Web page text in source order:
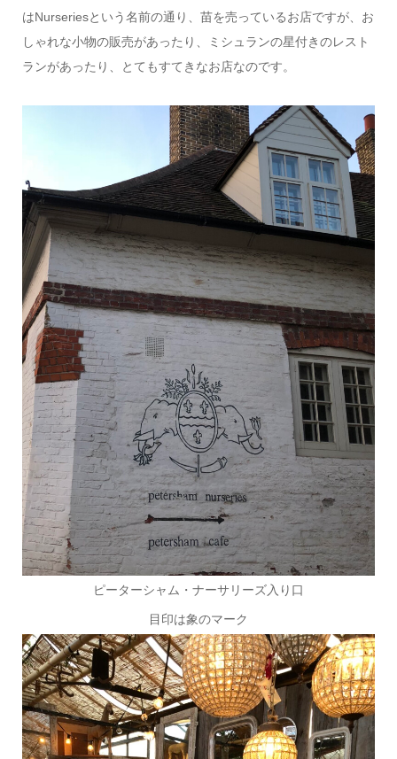
はNurseriesという名前の通り、苗を売っているお店ですが、お
しゃれな小物の販売があったり、ミシュランの星付きのレスト
ランがあったり、とてもすてきなお店なのです。
ピーターシャム・ナーサリーズ入り口
目印は象のマーク